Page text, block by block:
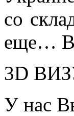
со
еще…
3D
У нас